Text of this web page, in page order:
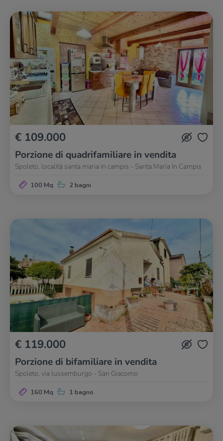
€ 109.000
Porzione di quadrifamiliare in vendita
Spoleto, località santa maria in campis - Santa Maria In Campis
100 Mq 2 bagni
€ 119.000
Porzione di bifamiliare in vendita
Spoleto, via lussemburgo - San Giacomo
160 Mq 1 bagno